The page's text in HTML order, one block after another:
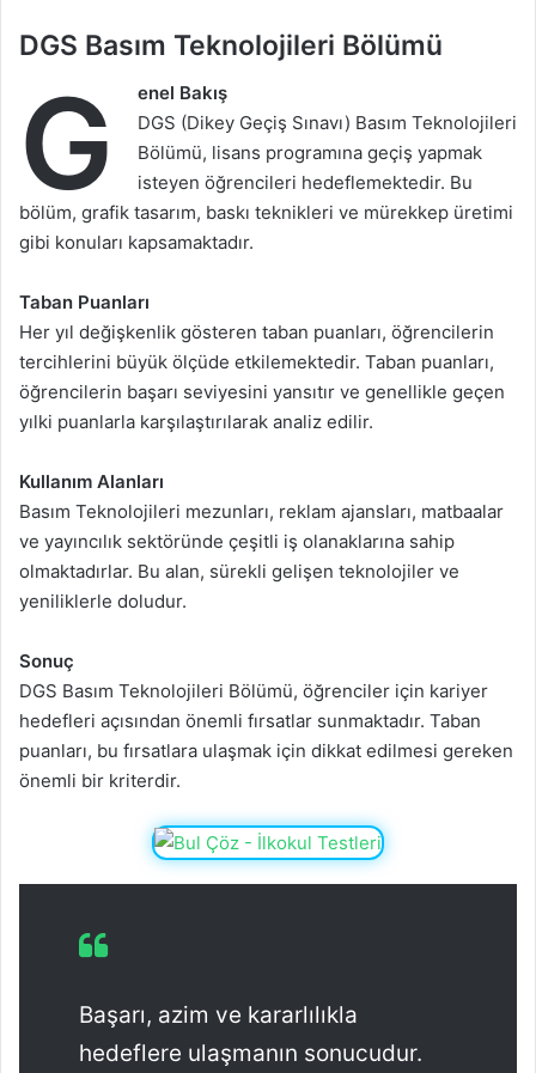
DGS Basım Teknolojileri Bölümü
G
enel Bakış
DGS (Dikey Geçiş Sınavı) Basım Teknolojileri
Bölümü, lisans programına geçiş yapmak
isteyen öğrencileri hedeflemektedir. Bu
bölüm, grafik tasarım, baskı teknikleri ve mürekkep üretimi
gibi konuları kapsamaktadır.
Taban Puanları
Her yıl değişkenlik gösteren taban puanları, öğrencilerin
tercihlerini büyük ölçüde etkilemektedir. Taban puanları,
öğrencilerin başarı seviyesini yansıtır ve genellikle geçen
yılki puanlarla karşılaştırılarak analiz edilir.
Kullanım Alanları
Basım Teknolojileri mezunları, reklam ajansları, matbaalar
ve yayıncılık sektöründe çeşitli iş olanaklarına sahip
olmaktadırlar. Bu alan, sürekli gelişen teknolojiler ve
yeniliklerle doludur.
Sonuç
DGS Basım Teknolojileri Bölümü, öğrenciler için kariyer
hedefleri açısından önemli fırsatlar sunmaktadır. Taban
puanları, bu fırsatlara ulaşmak için dikkat edilmesi gereken
önemli bir kriterdir.
Başarı, azim ve kararlılıkla
hedeflere ulaşmanın sonucudur.